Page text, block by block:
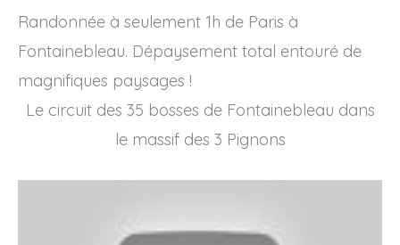
Randonnée à seulement 1h de Paris à
Fontainebleau. Dépaysement total entouré de
magnifiques paysages !
Le circuit des 35 bosses de Fontainebleau dans
le massif des 3 Pignons